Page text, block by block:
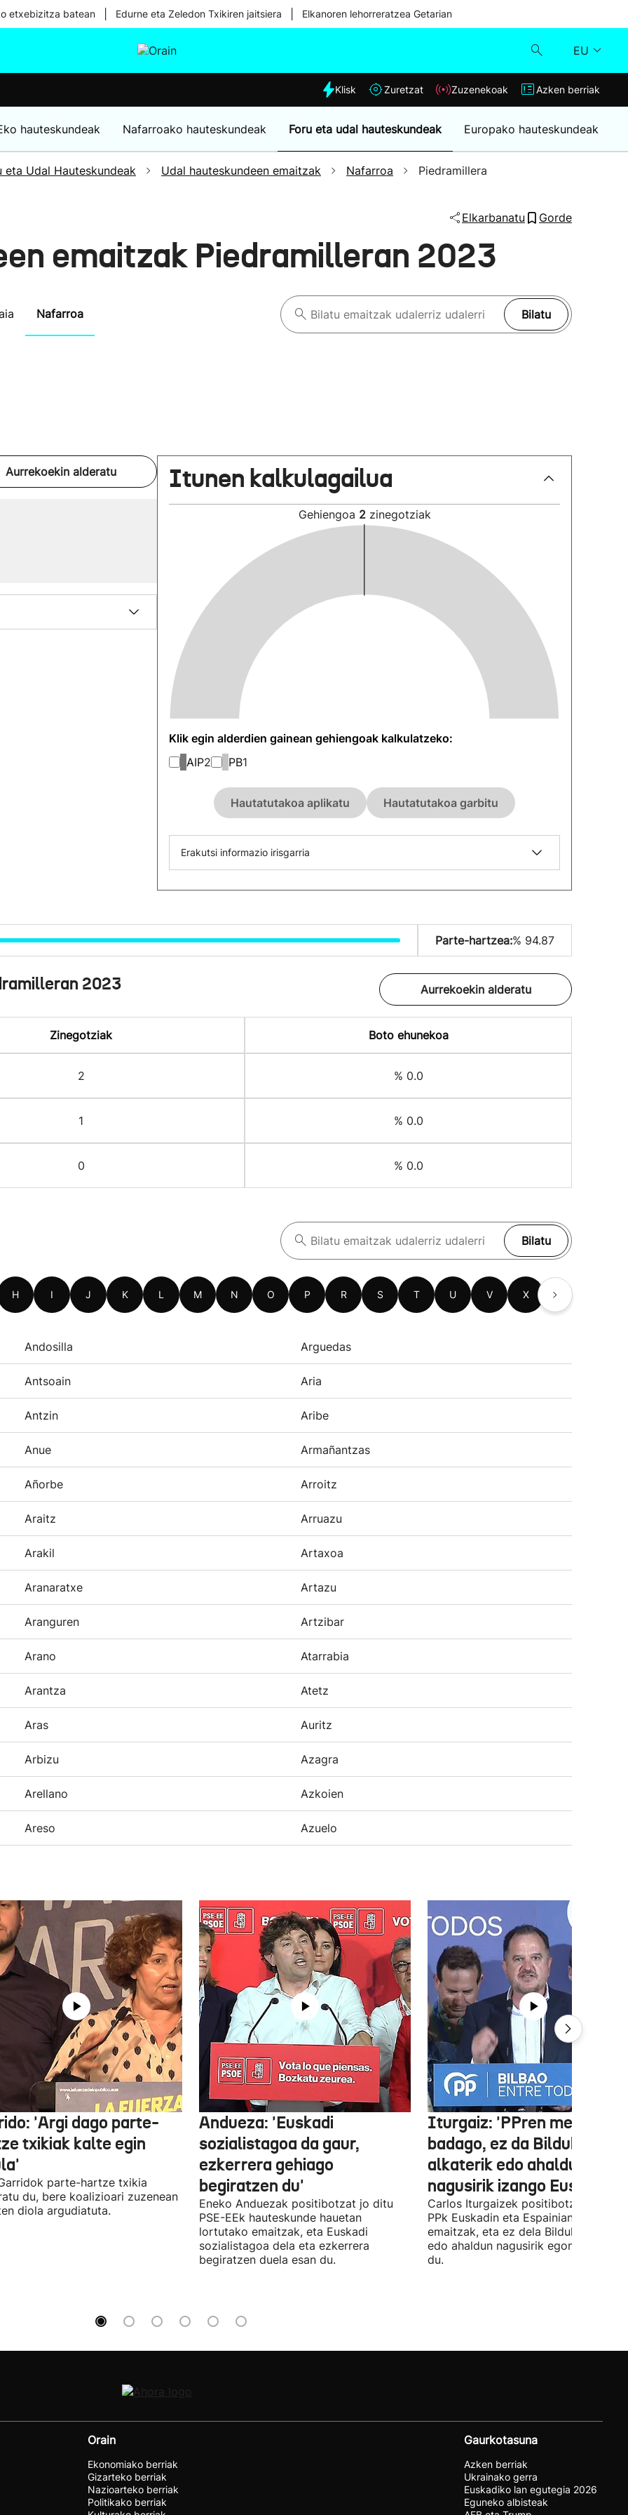
etxebizitza batean Edurne eta Zeledon Txikiren jaitsiera Elkanoren lehorreratzea Getarian
EU
Eguraldia
Klisk
Zuzenekoak
Azken berriak
Klisk Zuretzat Zuzenekoak Azken berriak
hauteskundeak Nafarroako hauteskundeak Foru eta udal hauteskundeak Europako hauteskundeak
eta Udal Hauteskundeak Udal hauteskundeen emaitzak Nafarroa Piedramillera
Elkarbanatu Gorde
emaitzak Piedramilleran 2023
Nafarroa Bilatu
Aurrekoekin alderatu Itunen kalkulagailua
Gehiengoa 2 zinegotziak
Klik egin alderdien gainean gehiengoak kalkulatzeko:
AIP2 PB1
Hautatutakoa aplikatu Hautatutakoa garbitu
Erakutsi informazio irisgarria
Parte-hartzea:% 94.87
2023 Aurrekoekin alderatu
Zinegotziak Boto ehunekoa
2 % 0.0
1 % 0.0
0 % 0.0
Bilatu
H I J K L M N O P R S T U V X
Andosilla Arguedas
Antsoain Aria
Antzin Aribe
Anue Armañantzas
Añorbe Arroitz
Araitz Arruazu
Arakil Artaxoa
Aranaratxe Artazu
Aranguren Artzibar
Arano Atarrabia
Arantza Atetz
Aras Auritz
Arbizu Azagra
Arellano Azkoien
Areso Azuelo
'Argi dago parte-
txikiak kalte egin
parte-hartze txikia
du, bere koalizioari zuzenean
diola argudiatuta.
Andueza: 'Euskadi
sozialistagoa da gaur,
ezkerrera gehiago
begiratzen du'
Eneko Anduezak positibotzat jo ditu
PSE-EEk hauteskunde hauetan
lortutako emaitzak, eta Euskadi
sozialistagoa dela eta ezkerrera
begiratzen duela esan du.
Iturgaiz: 'PPren menpe
badago, ez da Bilduko
alkaterik edo ahaldun
nagusirik izango Euskadin'
Carlos Iturgaizek positibotzat jo ditu
PPk Euskadin eta Espainian lortutako
emaitzak, eta ez dela Bilduko
edo ahaldun nagusirik egongo
du.
Orain
Ekonomiako berriak
Gizarteko berriak
Nazioarteko berriak
Politikako berriak
Gaurkotasuna
Azken berriak
Ukrainako gerra
Euskadiko lan egutegia 2026
Eguneko albisteak